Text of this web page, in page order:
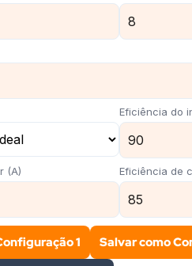
Eficiência do
(A) Eficiência de
1 Salvar como